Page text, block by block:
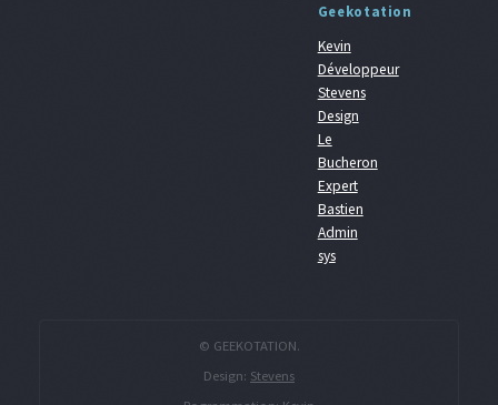
Geekotation
Kevin
Développeur
Stevens
Design
Le
Bucheron
Expert
Bastien
Admin
sys
© GEEKOTATION.
Design: Stevens